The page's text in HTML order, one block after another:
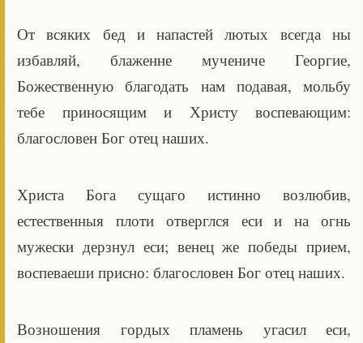
От всяких бед и напастей лютых всегда ны
избавляй, блаженне мучениче Георгие,
Божественную благодать нам подавая, мольбу
тебе приносящим и Христу воспевающим:
благословен Бог отец наших.
Христа Бога сущаго истинно возлюбив,
естественныя плоти отверглся еси и на огнь
мужески дерзнул еси; венец же победы прием,
воспеваеши присно: благословен Бог отец наших.
Возношения гордых пламень угасил еси,